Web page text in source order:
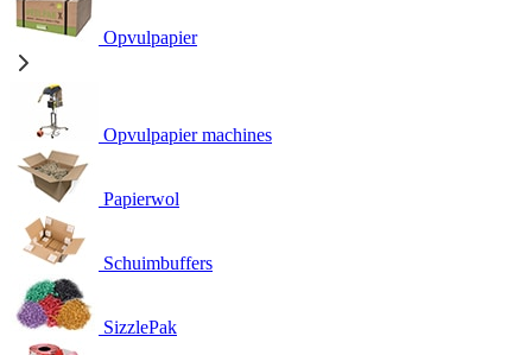
Opvulpapier
Opvulpapier machines
Papierwol
Schuimbuffers
SizzlePak